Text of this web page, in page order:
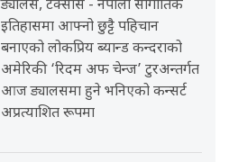
ड्यालस, टेक्सास - नेपाली सांगीतिक
इतिहासमा आफ्नो छुट्टै पहिचान
बनाएको लोकप्रिय ब्यान्ड कन्दराको
अमेरिकी ‘रिदम अफ चेन्ज’ टुरअन्तर्गत
आज ड्यालसमा हुने भनिएको कन्सर्ट
अप्रत्याशित रूपमा